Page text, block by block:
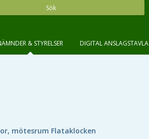
& STYRELSER DIGITAL ANSLAGSTAVLA
mötesrum Flataklocken